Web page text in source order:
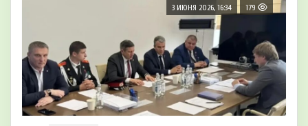
3 ИЮНЯ 2026, 16:34 179